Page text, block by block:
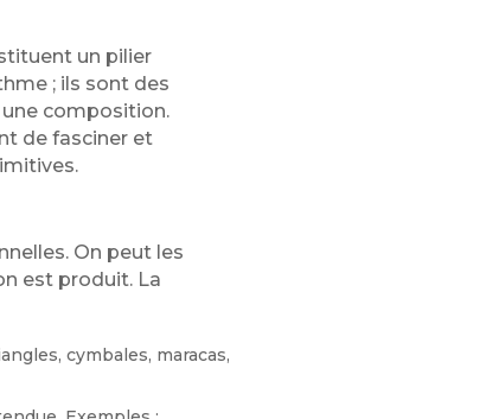
un pilier
; ils sont des
composition.
de fasciner et
On peut les
est produit. La
cymbales, maracas,